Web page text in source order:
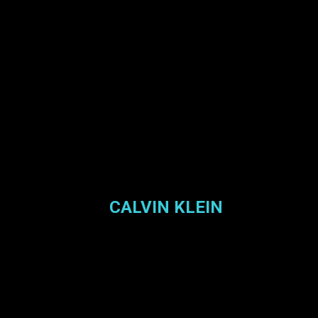
CALVIN KLEIN